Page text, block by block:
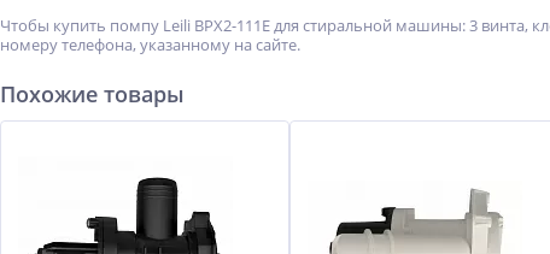
Чтобы купить помпу Leili BPX2-111E для стиральной машины: 3 винта,
номеру телефона, указанному на сайте.
Похожие товары